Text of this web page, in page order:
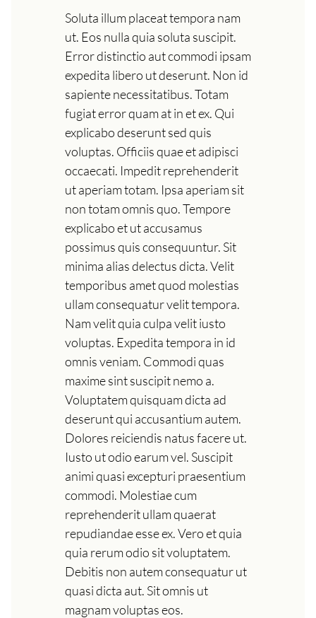
Soluta illum placeat tempora nam
ut. Eos nulla quia soluta suscipit.
Error distinctio aut commodi ipsam
expedita libero ut deserunt. Non id
sapiente necessitatibus. Totam
fugiat error quam at in et ex. Qui
explicabo deserunt sed quis
voluptas. Officiis quae et adipisci
occaecati. Impedit reprehenderit
ut aperiam totam. Ipsa aperiam sit
non totam omnis quo. Tempore
explicabo et ut accusamus
possimus quis consequuntur. Sit
minima alias delectus dicta. Velit
temporibus amet quod molestias
ullam consequatur velit tempora.
Nam velit quia culpa velit iusto
voluptas. Expedita tempora in id
omnis veniam. Commodi quas
maxime sint suscipit nemo a.
Voluptatem quisquam dicta ad
deserunt qui accusantium autem.
Dolores reiciendis natus facere ut.
Iusto ut odio earum vel. Suscipit
animi quasi excepturi praesentium
commodi. Molestiae cum
reprehenderit ullam quaerat
repudiandae esse ex. Vero et quia
quia rerum odio sit voluptatem.
Debitis non autem consequatur ut
quasi dicta aut. Sit omnis ut
magnam voluptas eos.